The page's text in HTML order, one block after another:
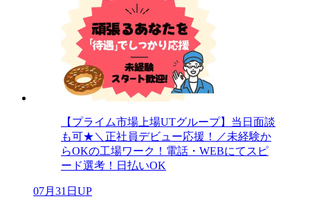
【プライム市場上場UTグループ】当日面談
も可★＼正社員デビュー応援！／未経験か
らOKの工場ワーク！電話・WEBにてスピ
ード選考！日払いOK
07月31日UP